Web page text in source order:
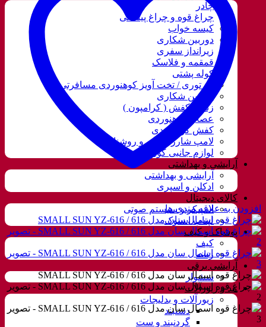
چادر
چراغ قوه و چراغ پیشانی
کیسه خواب
دوربین شکاری
زیرانداز سفری
قمقمه و فلاسک
کوله پشتی
ننو توری / تخت آویز کوهنوردی مسافرتی
دوربین شکاری
زنجیر کفش ( کرامپون )
عصای کوهنوردی
کفش کوهنوردی
لامپ شارژی، نور و روشنایی
لوازم جانبی کوهنوردی
آرایشی و بهداشتی
آرایشی و بهداشتی
ادکلن و اسپری
کالای دیجیتال
اسپیکر و سیستم صوتی
لپتاب استوک
پوشاک و کیف
کیف
زنانه
آرایشی برقی
سشوار
مد و زیورآلات
زیورآلات و بدلیجات
دستبند
گردنبند و ست
افزودن به علاقه مندی ها